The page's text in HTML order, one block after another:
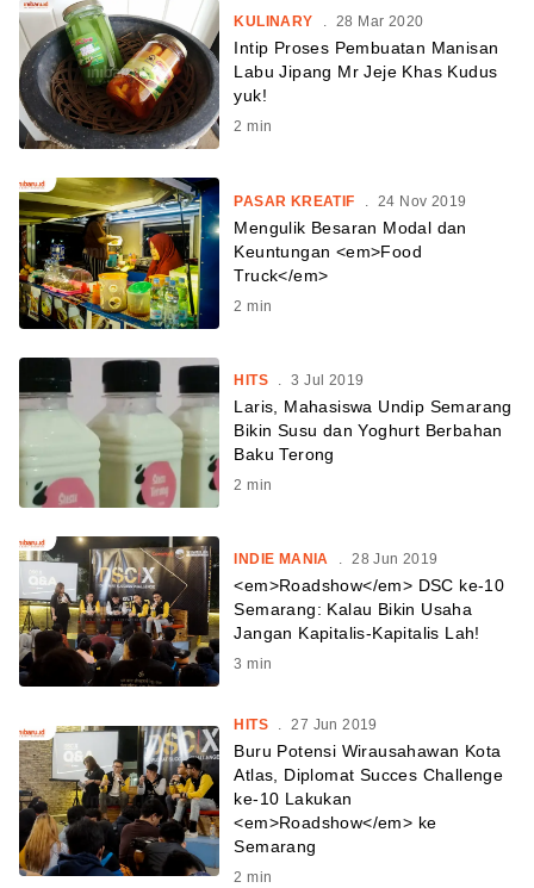
KULINARY . 28 Mar 2020
Intip Proses Pembuatan Manisan
Labu Jipang Mr Jeje Khas Kudus
yuk!
2 min
PASAR KREATIF 24 Nov 2019
Mengulik Besaran Modal dan
Keuntungan <em>Food
Truck</em>
2 min
HITS . 3 Jul 2019
Laris, Mahasiswa Undip Semarang
Bikin Susu dan Yoghurt Berbahan
Baku Terong
2 min
INDIE MANIA . 28 Jun 2019
<em>Roadshow</em> DSC ke-10
Semarang: Kalau Bikin Usaha
Jangan Kapitalis-Kapitalis Lah!
3 min
HITS . 27 Jun 2019
Buru Potensi Wirausahawan Kota
Atlas, Diplomat Succes Challenge
ke-10 Lakukan
<em>Roadshow</em> ke
Semarang
2 min